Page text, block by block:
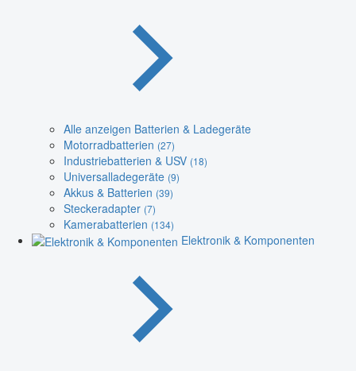
Alle anzeigen Batterien & Ladegeräte
Motorradbatterien (27)
Industriebatterien & USV (18)
Universalladegeräte (9)
Akkus & Batterien (39)
Steckeradapter (7)
Kamerabatterien (134)
Elektronik & Komponenten